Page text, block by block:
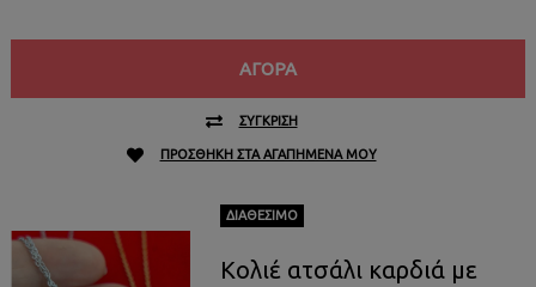
ΑΓΟΡΆ
ΣΎΓΚΡΙΣΗ
ΠΡΟΣΘΉΚΗ ΣΤΑ ΑΓΑΠΗΜΈΝΑ ΜΟΥ
ΔΙΑΘΈΣΙΜΟ
Κολιέ ατσάλι καρδιά με